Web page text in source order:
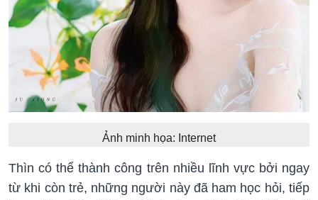
Ảnh minh họa: Internet
Thìn có thể thành công trên nhiều lĩnh vực bởi ngay
từ khi còn trẻ, những người này đã ham học hỏi, tiếp